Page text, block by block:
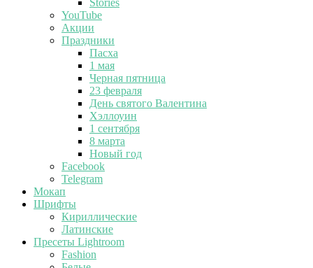
Stories
YouTube
Акции
Праздники
Пасха
1 мая
Черная пятница
23 февраля
День святого Валентина
Хэллоуин
1 сентября
8 марта
Новый год
Facebook
Telegram
Мокап
Шрифты
Кириллические
Латинские
Пресеты Lightroom
Fashion